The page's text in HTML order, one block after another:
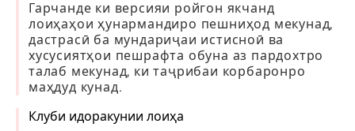
Гарчанде ки версияи ройгон якчанд
лоиҳаҳои ҳунармандиро пешниҳод мекунад,
дастрасӣ ба мундариҷаи истисноӣ ва
хусусиятҳои пешрафта обуна аз пардохтро
талаб мекунад, ки таҷрибаи корбаронро
маҳдуд кунад.
Клуби идоракунии лоиҳа